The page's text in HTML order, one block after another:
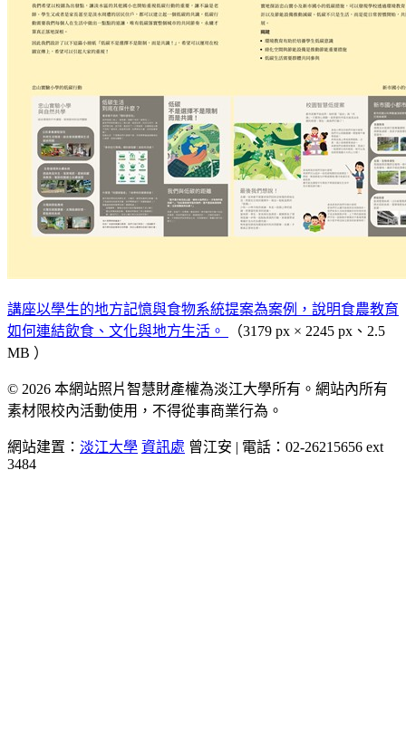
講座以學生的地方記憶與食物系統提案為案例，說明食農教育
如何連結飲食、文化與地方生活。
（3179 px × 2245 px、2.5
MB ）
© 2026 本網站照片智慧財產權為淡江大學所有。網站內所有
素材限校內活動使用，不得從事商業行為。
網站建置： 淡江大學 資訊處 曾江安 | 電話：02-26215656 ext
3484